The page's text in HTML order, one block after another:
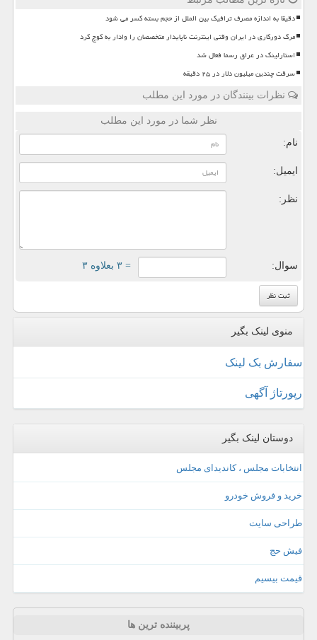
دقیقا به اندازه مصرف ترافیک بین الملل از حجم بسته کسر می شود
مرگ دورکاری در ایران وقتی اینترنت ناپایدار متخصصان را وادار به کوچ کرد
استارلینک در عراق رسما فعال شد
سرقت چندین میلیون دلار در ۲۵ دقیقه
نظرات بینندگان در مورد این مطلب
نظر شما در مورد این مطلب
نام:
ایمیل:
نظر:
سوال: = ۳ بعلاوه ۳
منوی لینک بگیر
سفارش بک لینک
رپورتاژ آگهی
دوستان لینک بگیر
انتخابات مجلس ، کاندیدای مجلس
خرید و فروش خودرو
طراحی سایت
فیش حج
قیمت بیسیم
پربیننده ترین ها